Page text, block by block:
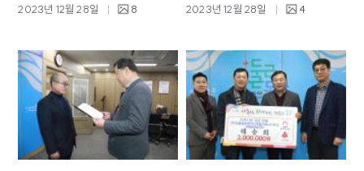
2023년 12월 28일 8 2023년 12월 28일 4